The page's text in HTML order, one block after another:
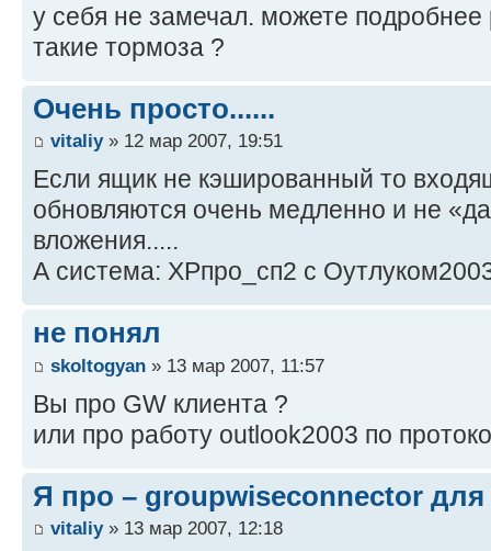
у себя не замечал. можете подробнее
такие тормоза ?
Очень просто......
vitaliy» 12 мар 2007, 19:51
Если ящик не кэшированный то
обновляются очень медленно и не
вложения.....
А система: ХРпро_сп2 с
не понял
skoltogyan » 13 мар 2007, 11:57
Вы про GW клиента ?
или про работу outlook2003 по
Я про – groupwiseconnector для
vitaliy» 13 мар 2007, 12:18